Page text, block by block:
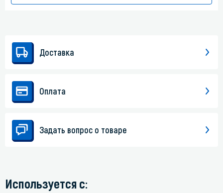
Доставка
Оплата
Задать вопрос о товаре
Используется с: